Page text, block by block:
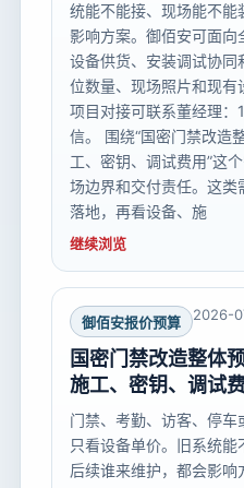
统能不能接、现场能不
影响方案。御佰安可面向
设备供货、安装调试协同
位数量、现场照片和现有
项目对接可联系董经理
信。 围绕“国密门禁改造
工、密钥、调试费用”这
场边界和交付责任。这
落地，再看设备、施
继续浏览
御佰安报价预算 2026-
国密门禁改造整体
施工、密钥、调试
门禁、考勤、访客、停
只看设备单价。旧系统能
后续谁来维护，都会影